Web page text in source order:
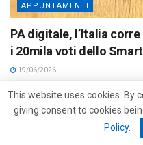
APPUNTAMENTI
PA digitale, l’Italia
i 20mila voti dello
19/06/2026
This website uses cookies. By
giving consent to cookies
Policy.